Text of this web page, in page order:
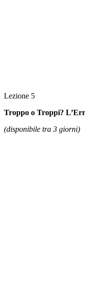
Lezione 5
Troppo o Troppi?
(disponibile tra 3 giorni)